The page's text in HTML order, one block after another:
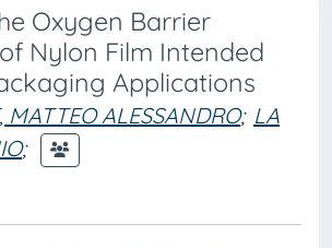
Oxygen Barrier
Nylon Film Intended
Applications
MATTEO ALESSANDRO; LA
;